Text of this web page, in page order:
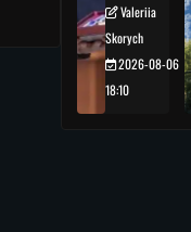
Valeriia
Skorych
2026-08-06
18:10